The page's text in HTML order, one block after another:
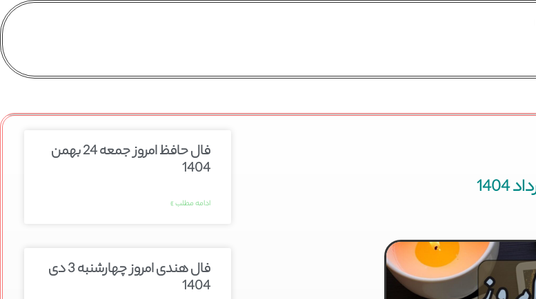
فال حافظ امروز جمعه 24 بهمن
1404
ادامه مطلب »
فال هندی امروز چهارشنبه 3 دی
1404